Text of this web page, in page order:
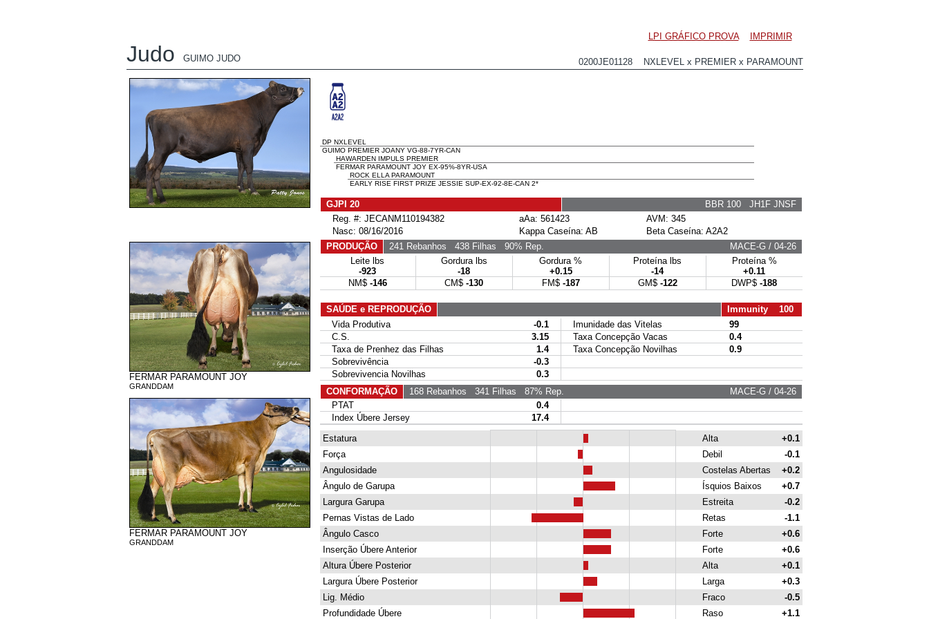
LPI GRÁFICO PROVA IMPRIMIR
Judo GUIMO JUDO 0200JE01128 NXLEVEL x PREMIER x PARAMOUNT
FERMAR PARAMOUNT JOY
GRANDDAM
FERMAR PARAMOUNT JOY
GRANDDAM
DP NXLEVEL
GUIMO PREMIER JOANY VG-88-7YR-CAN
HAWARDEN IMPULS PREMIER
FERMAR PARAMOUNT JOY EX-95%-8YR-USA
ROCK ELLA PARAMOUNT
EARLY RISE FIRST PRIZE JESSIE SUP-EX-92-8E-CAN 2*
GJPI 20
BBR 100 JH1F JNSF
Reg. #: JECANM110194382
aAa: 561423
AVM: 345
Nasc: 08/16/2016
Kappa Caseína: AB
Beta Caseína: A2A2
PRODUÇÃO
241 Rebanhos 438 Filhas 90% Rep.
MACE-G / 04-26
Leite lbs
-923
Gordura lbs
-18
Gordura %
+0.15
Proteína lbs
-14
Proteína %
+0.11
NM$ -146 CM$ -130 FM$ -187 GM$ -122 DWP$ -188
SAÚDE e REPRODUÇÃO
Immunity 100
Vida Produtiva
-0.1 Imunidade das Vitelas
99
C.S.
3.15 Taxa Concepção Vacas
0.4
Taxa de Prenhez das Filhas
1.4 Taxa Concepção Novilhas
0.9
Sobrevivência
-0.3
Sobrevivencia Novilhas
0.3
CONFORMAÇÃO
168 Rebanhos 341 Filhas 87% Rep.
MACE-G / 04-26
PTAT
0.4
Index Úbere Jersey
17.4
Estatura
Alta
+0.1
Força
Debil
-0.1
Angulosidade
Costelas Abertas
+0.2
Ângulo de Garupa
Ísquios Baixos
+0.7
Largura Garupa
Estreita
-0.2
Pernas Vistas de Lado
Retas
-1.1
Ângulo Casco
Forte
+0.6
Inserção Úbere Anterior
Forte
+0.6
Altura Úbere Posterior
Alta
+0.1
Largura Úbere Posterior
Larga
+0.3
Lig. Médio
Fraco
-0.5
Profundidade Úbere
Raso +1.1